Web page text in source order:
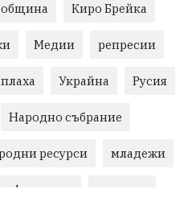
община Киро Брейка
Медии репресии
Украйна Русия
Народно събрание
ресурси младежи
референдум